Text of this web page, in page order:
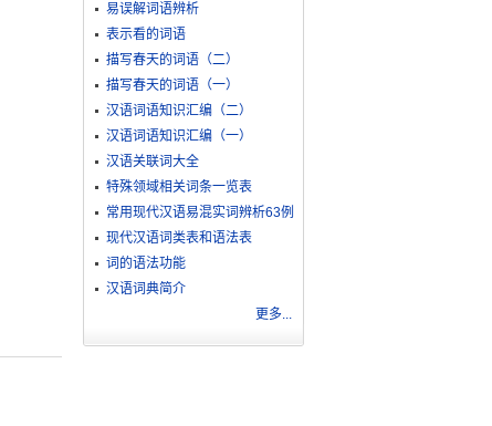
易误解词语辨析
表示看的词语
描写春天的词语（二）
描写春天的词语（一）
汉语词语知识汇编（二）
汉语词语知识汇编（一）
汉语关联词大全
特殊领域相关词条一览表
常用现代汉语易混实词辨析63例
现代汉语词类表和语法表
词的语法功能
汉语词典简介
更多...